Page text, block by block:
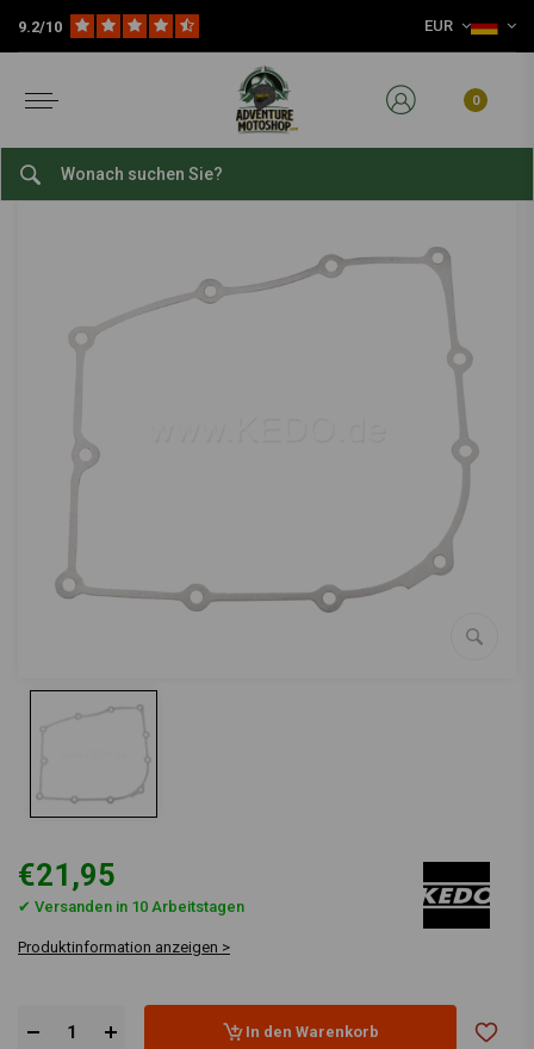
9.2/10 EUR
0
Wählen Sie Ihr Motorrad Yamaha Ténéré 700 ('19-'20)
Ölwannendichtung OEM
€21,95
✔ Versanden in 10 Arbeitstagen
Produktinformation anzeigen >
In den Warenkorb